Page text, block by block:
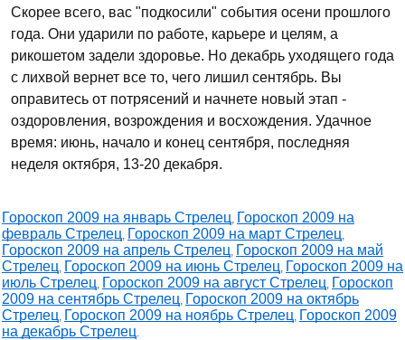
Скорее всего, вас "подкосили" события осени прошлого
года. Они ударили по работе, карьере и целям, а
рикошетом задели здоровье. Но декабрь уходящего года
с лихвой вернет все то, чего лишил сентябрь. Вы
оправитесь от потрясений и начнете новый этап -
оздоровления, возрождения и восхождения. Удачное
время: июнь, начало и конец сентября, последняя
неделя октября, 13-20 декабря.
Гороскоп 2009 на январь Стрелец, Гороскоп 2009 на
февраль Стрелец, Гороскоп 2009 на март Стрелец,
Гороскоп 2009 на апрель Стрелец, Гороскоп 2009 на май
Стрелец, Гороскоп 2009 на июнь Стрелец, Гороскоп 2009 на
июль Стрелец, Гороскоп 2009 на август Стрелец, Гороскоп
2009 на сентябрь Стрелец, Гороскоп 2009 на октябрь
Стрелец, Гороскоп 2009 на ноябрь Стрелец, Гороскоп 2009
на декабрь Стрелец.